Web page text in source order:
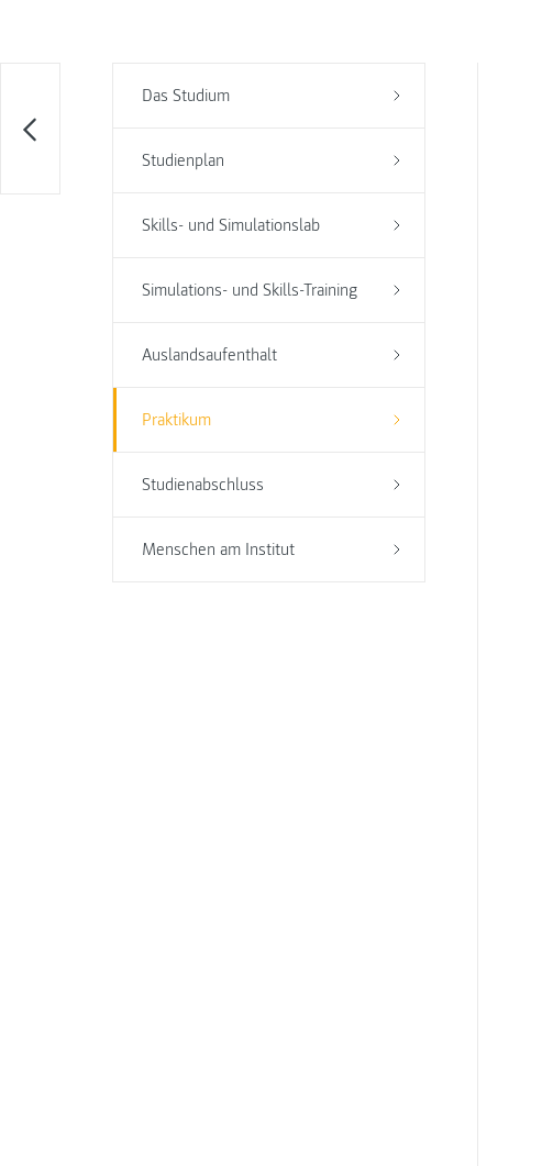
Das Studium
Studienplan
Skills- und Simulationslab
Simulations- und Skills-Training
Auslandsaufenthalt
Praktikum
Studienabschluss
Menschen am Institut